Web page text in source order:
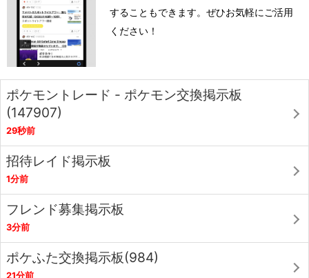
することもできます。ぜひお気軽にご活用
ください！
ポケモントレード - ポケモン交換掲示板
(147907)
29秒前
招待レイド掲示板
1分前
フレンド募集掲示板
3分前
ポケふた交換掲示板(984)
21分前